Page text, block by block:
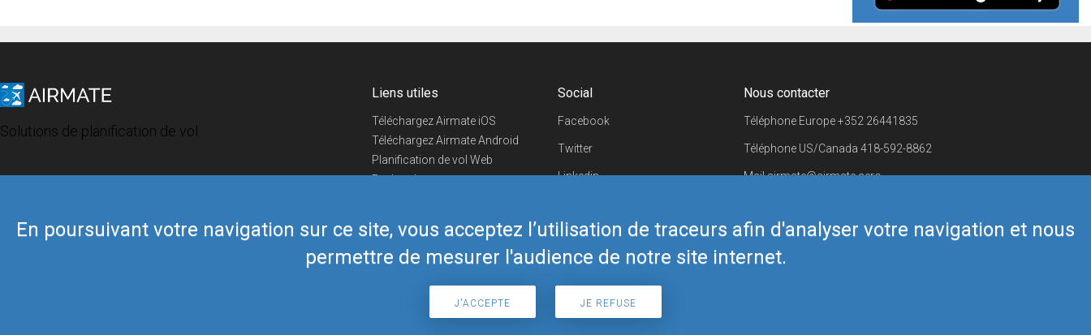
En poursuivant votre navigation sur ce site, vous acceptez l’utilisation de traceurs afin d'analyser votre navigation et nous
permettre de mesurer l'audience de notre site internet.
J'ACCEPTE JE REFUSE
Solutions de planification de vol
Liens utiles
Téléchargez Airmate iOS
Téléchargez Airmate Android
Planification de vol Web
Recherche
Boutique Airmate
Social
Facebook
Twitter
Linkedin
Telegram
Nous contacter
Téléphone Europe+352 26441835
Téléphone US/Canada 418-592-8862
Mailairmate@airmate.aero